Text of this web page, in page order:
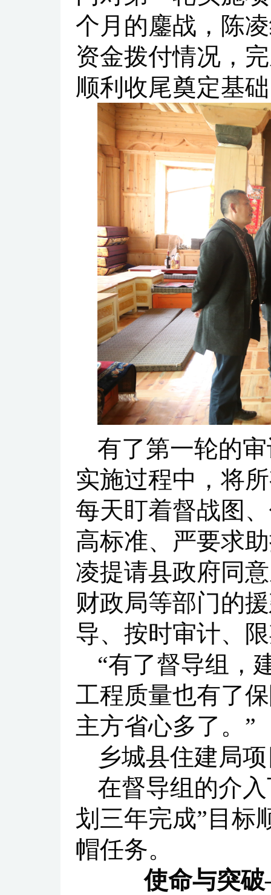
个月的鏖战，陈
资金拨付情况，
顺利收尾奠定基
有了第一轮的
实施过程中，将
每天盯着督战图
高标准、严要求
凌提请县政府同
财政局等部门的
导、按时审计、
“有了督导组，
工程质量也有了
主方省心多了。”
乡城县住建局
在督导组的介
划三年完成”目标
帽任务。
使命与突